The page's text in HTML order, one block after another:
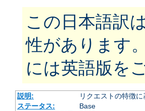
この日本語訳
性があります
には英語版を
説明:
リクエストの特徴
ステータス:
Base